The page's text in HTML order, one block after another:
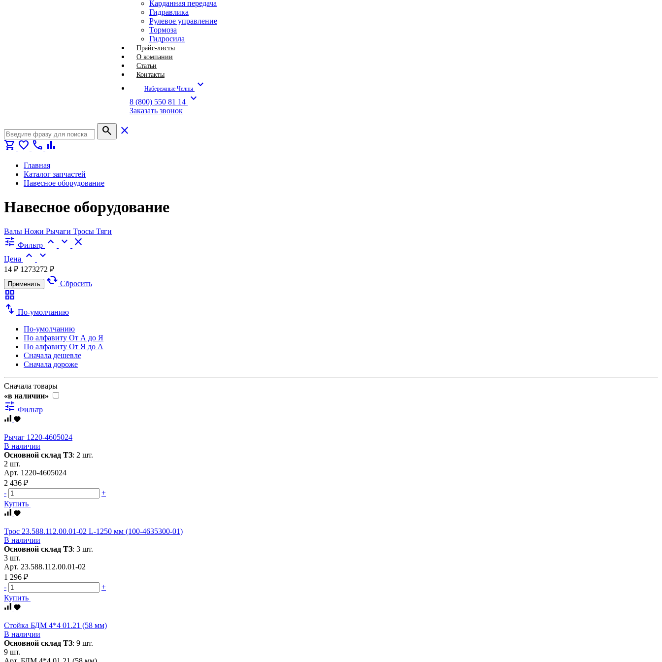
Карданная передача
Гидравлика
Рулевое управление
Тормоза
Гидросила
Прайс-листы
О компании
Статьи
Контакты
Набережные Челны expand_more
8 (800) 550 81 14 expand_more
Заказать звонок
search
close
shopping_cart favorite call bar_chart
Главная
Каталог запчастей
Навесное оборудование
Навесное оборудование
Валы Ножи Рычаги Тросы Тяги
tune Фильтр expand_less expand_more close
Цена expand_less expand_more
14 ₽ 1273272 ₽
Применить cached Сбросить
grid_view
swap_vert По-умолчанию
По-умолчанию
По алфавиту От А до Я
По алфавиту От Я до А
Сначала дешевле
Сначала дороже
Сначала товары
«в наличии»
tune Фильтр
Рычаг 1220-4605024
В наличии
Основной склад ТЗ: 2 шт.
2 шт.
Арт. 1220-4605024
2 436 ₽
-
+
Купить
Трос 23.588.112.00.01-02 L-1250 мм (100-4635300-01)
В наличии
Основной склад ТЗ: 3 шт.
3 шт.
Арт. 23.588.112.00.01-02
1 296 ₽
-
+
Купить
Стойка БДМ 4*4 01.21 (58 мм)
В наличии
Основной склад ТЗ: 9 шт.
9 шт.